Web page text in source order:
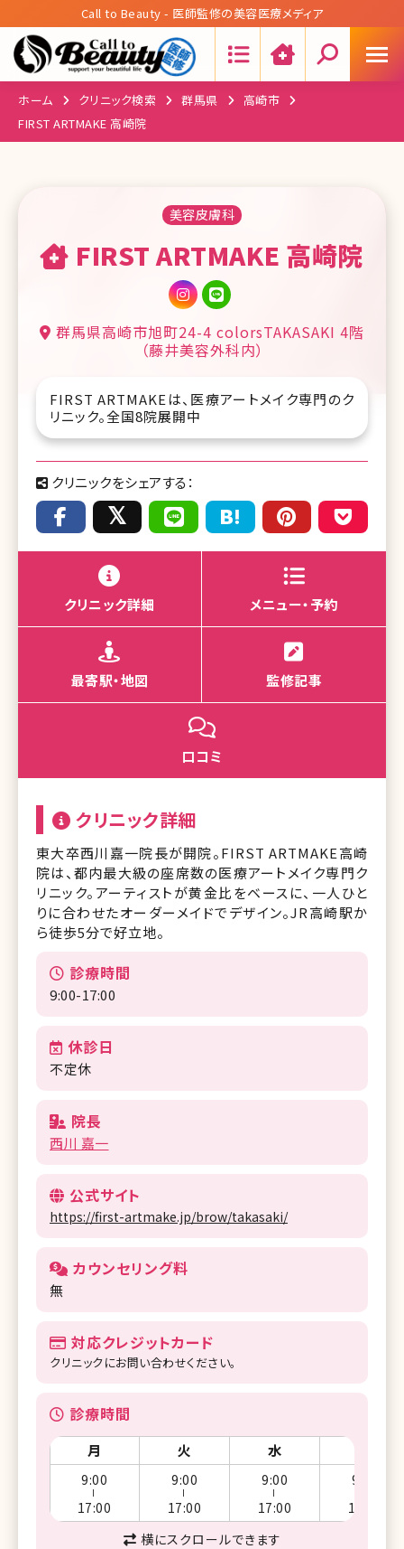
Call to Beauty - 医師監修の美容医療メディア
ホーム クリニック検索 群馬県
高崎市
FIRST ARTMAKE ⾼崎院
美容皮膚科
FIRST ARTMAKE ⾼崎院
群⾺県⾼崎市旭町24-4 colorsTAKASAKI 4階
（藤井美容外科内）
FIRST ARTMAKEは、医療アートメイク専門のク
リニック。全国8院展開中
クリニックをシェアする：
クリニック詳細 メニュー・予約
最寄駅・地図 監修記事
口コミ
クリニック詳細
東大卒西川嘉一院長が開院。FIRST ARTMAKE⾼崎
院は、都内最大級の座席数の医療アートメイク専門ク
リニック。アーティストが黄金比をベースに、一人ひと
りに合わせたオーダーメイドでデザイン。JR⾼崎駅か
ら徒歩5分で好立地。
診療時間
9:00-17:00
休診日
不定休
院長
西川 嘉一
公式サイト
https://first-artmake.jp/brow/takasaki/
カウンセリング料
無
対応クレジットカード
クリニックにお問い合わせください。
診療時間
月 火 水
9:00
17:00
9:00
17:00
9:00
17:00
9:00
17:00
横にスクロールできます